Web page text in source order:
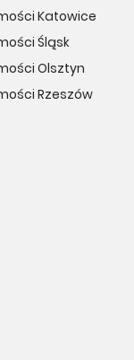
Nieruchomości Katowice
Nieruchomości Śląsk
Nieruchomości Olsztyn
Nieruchomości Rzeszów